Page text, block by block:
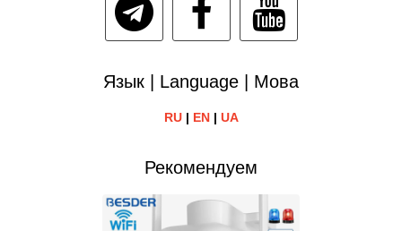
Язык | Language | Мова
RU| EN| UA
Рекомендуем